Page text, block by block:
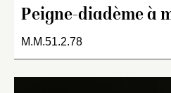
Peigne-diadème à
M.M.51.2.78